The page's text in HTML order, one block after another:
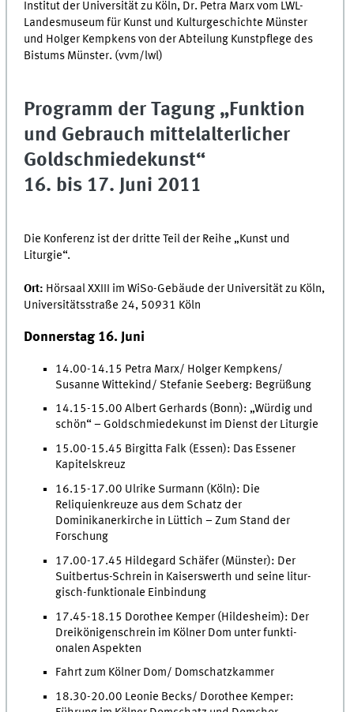
Institut der Universität zu Köln, Dr. Petra Marx vom LWL-
Landesmuseum für Kunst und Kulturgeschichte Münster
und Holger Kempkens von der Abteilung Kunstpflege des
Bistums Münster. (vvm/lwl)
Programm der Tagung „Funktion
und Gebrauch mittelalterlicher
Goldschmiedekunst“
16. bis 17. Juni 2011
Die Konferenz ist der dritte Teil der Reihe „Kunst und
Liturgie“.
Ort: Hörsaal XXIII im WiSo-Gebäude der Universität zu Köln,
Universitätsstraße 24, 50931 Köln
Donnerstag 16. Juni
14.00-14.15 Petra Marx/ Holger Kempkens/
Susanne Wittekind/ Stefanie Seeberg: Begrüßung
14.15-15.00 Albert Gerhards (Bonn): „Würdig und
schön“ – Goldschmiedekunst im Dienst der Liturgie
15.00-15.45 Birgitta Falk (Essen): Das Essener
Kapitelskreuz
16.15-17.00 Ulrike Surmann (Köln): Die
Reliquienkreuze aus dem Schatz der
Dominikanerkirche in Lüttich – Zum Stand der
Forschung
17.00-17.45 Hildegard Schäfer (Münster): Der
Suitbertus-Schrein in Kaiserswerth und seine litur-
gisch-funktionale Einbindung
17.45-18.15 Dorothee Kemper (Hildesheim): Der
Dreikönigenschrein im Kölner Dom unter funkti-
onalen Aspekten
Fahrt zum Kölner Dom/ Domschatzkammer
18.30-20.00 Leonie Becks/ Dorothee Kemper: